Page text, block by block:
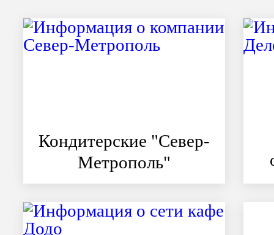
Кондитерские "Север-
Метрополь"